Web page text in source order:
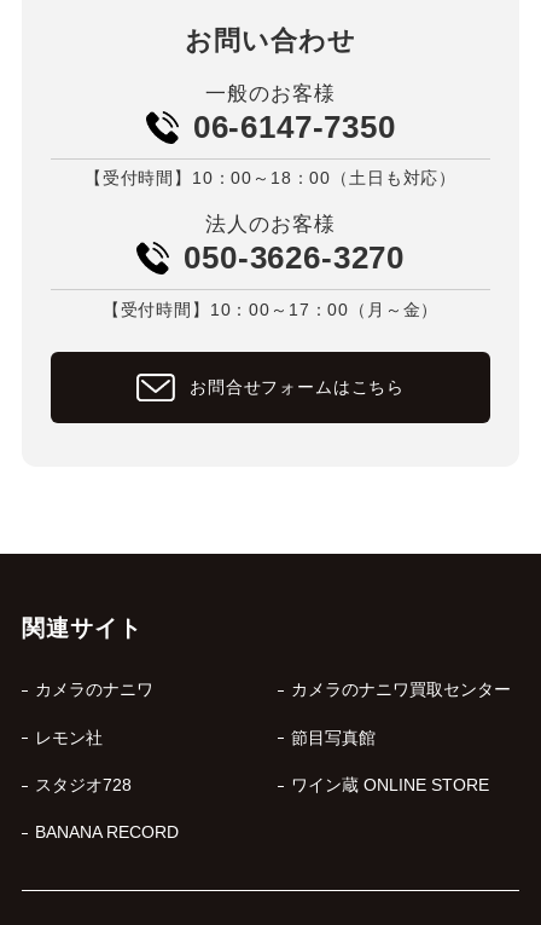
お問い合わせ
一般のお客様
06-6147-7350
【受付時間】10：00～18：00（土日も対応）
法人のお客様
050-3626-3270
【受付時間】10：00～17：00（月～金）
お問合せフォームはこちら
関連サイト
カメラのナニワ カメラのナニワ買取センター
レモン社 節目写真館
スタジオ728 ワイン蔵 ONLINE STORE
BANANA RECORD